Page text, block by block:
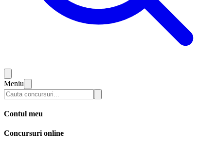
Meniu
Contul meu
Concursuri online